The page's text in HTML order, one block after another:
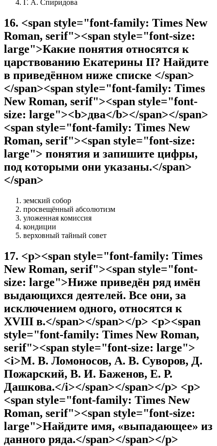
Г. А. Спиридова
16. <span style="font-family: Times New
Roman, serif"><span style="font-size:
large">Какие понятия относятся к
царствованию Екатерины II? Найдите
в приведённом ниже списке </span>
</span><span style="font-family: Times
New Roman, serif"><span style="font-
size: large"><b>два</b></span></span>
<span style="font-family: Times New
Roman, serif"><span style="font-size:
large"> понятия и запишите цифры,
под которыми они указаны.</span>
</span>
земский собор
просвещённый абсолютизм
уложенная комиссия
кондиции
верховный тайный совет
17. <p><span style="font-family: Times
New Roman, serif"><span style="font-
size: large">Ниже приведён ряд имён
выдающихся деятелей. Все они, за
исключением одного, относятся к
XVIII в.</span></span></p> <p><span
style="font-family: Times New Roman,
serif"><span style="font-size: large">
<i>М. В. Ломоносов, А. В. Суворов, Д.
Пожарский, В. И. Баженов, Е. Р.
Дашкова.</i></span></span></p> <p>
<span style="font-family: Times New
Roman, serif"><span style="font-size:
large">Найдите имя, «выпадающее» из
данного ряда.</span></span></p>